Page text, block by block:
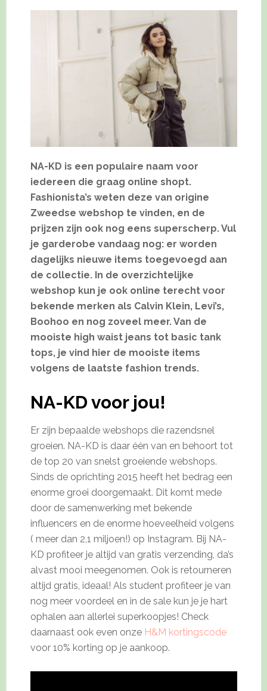
NA-KD is een populaire naam voor
iedereen die graag online shopt.
Fashionista’s weten deze van origine
Zweedse webshop te vinden, en de
prijzen zijn ook nog eens superscherp. Vul
je garderobe vandaag nog: er worden
dagelijks nieuwe items toegevoegd aan
de collectie. In de overzichtelijke
webshop kun je ook online terecht voor
bekende merken als Calvin Klein, Levi’s,
Boohoo en nog zoveel meer. Van de
mooiste high waist jeans tot basic tank
tops, je vind hier de mooiste items
volgens de laatste fashion trends.
NA-KD voor jou!
Er zijn bepaalde webshops die razendsnel
groeien. NA-KD is daar één van en behoort tot
de top 20 van snelst groeiende webshops.
Sinds de oprichting 2015 heeft het bedrag een
enorme groei doorgemaakt. Dit komt mede
door de samenwerking met bekende
influencers en de enorme hoeveelheid volgens
( meer dan 2,1 miljoen!) op Instagram. Bij NA-
KD profiteer je altijd van gratis verzending, da’s
alvast mooi meegenomen. Ook is retourneren
altijd gratis, ideaal! Als student profiteer je van
nog meer voordeel en in de sale kun je je hart
ophalen aan allerlei superkoopjes! Check
daarnaast ook even onze H&M kortingscode
voor 10% korting op je aankoop.